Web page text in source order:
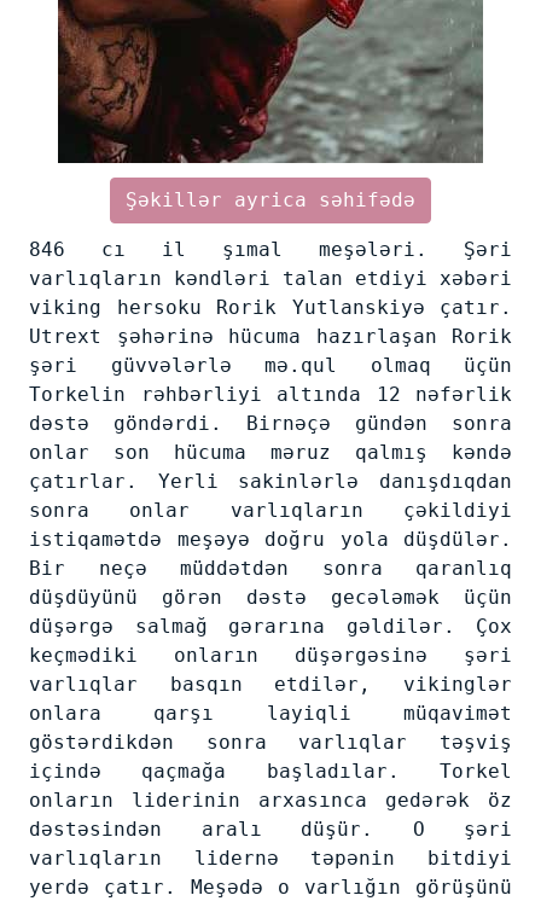
Şəkillər ayrica səhifədə
846 cı il şımal meşələri. Şəri
varlıqların kəndləri talan etdiyi xəbəri
viking hersoku Rorik Yutlanskiyə çatır.
Utrext şəhərinə hücuma hazırlaşan Rorik
şəri güvvələrlə mə.qul olmaq üçün
Torkelin rəhbərliyi altında 12 nəfərlik
dəstə göndərdi. Birnəçə gündən sonra
onlar son hücuma məruz qalmış kəndə
çatırlar. Yerli sakinlərlə danışdıqdan
sonra onlar varlıqların çəkildiyi
istiqamətdə meşəyə doğru yola düşdülər.
Bir neçə müddətdən sonra qaranlıq
düşdüyünü görən dəstə gecələmək üçün
düşərgə salmağ gərarına gəldilər. Çox
keçmədiki onların düşərgəsinə şəri
varlıqlar basqın etdilər, vikinglər
onlara qarşı layiqli müqavimət
göstərdikdən sonra varlıqlar təşviş
içində qaçmağa başladılar. Torkel
onların liderinin arxasınca gedərək öz
dəstəsindən aralı düşür. O şəri
varlıqların lidernə təpənin bitdiyi
yerdə çatır. Meşədə o varlığın görüşünü